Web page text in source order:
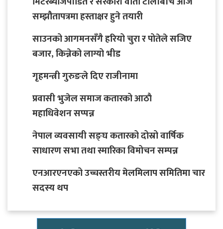
सम्झौतापत्रमा हस्ताक्षर हुने तयारी
साउनको आगमनसँगै हरियो चुरा र पोतेले सजिए
बजार, किन्नेको लाग्यो भीड
गृहमन्त्री गुरुङले दिए राजीनामा
प्रवासी भुजेल समाज कतारको आठाै
महाधिवेशन सप्पन्न
नेपाल व्यवसायी सङ्घ कतारको दोस्रो वार्षिक
साधारण सभा तथा स्मारिका विमोचन सम्पन्न
एनआरएनएको उच्चस्तरीय मेलमिलाप समितिमा चार
सदस्य थप